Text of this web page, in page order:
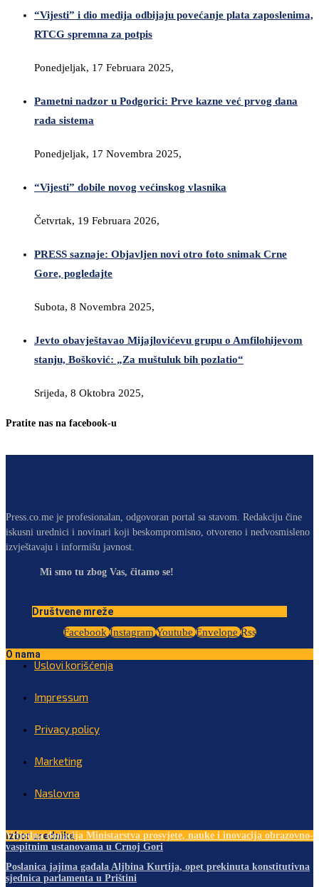
“Vijesti” i dio medija odbijaju povećanje plata zaposlenima,
RTCG spremna za potpis
Ponedjeljak, 17 Februara 2025,
Pametni nadzor u Podgorici: Prve kazne već prvog dana
rada sistema
Ponedjeljak, 17 Novembra 2025,
“Vijesti” dobile novog većinskog vlasnika
Četvrtak, 19 Februara 2026,
PRESS saznaje: Objavljen novi otro foto snimak Crne
Gore, pogledajte
Subota, 8 Novembra 2025,
Jevto obavještavao Mijajlovićevu grupu o Amfilohijevom
stanju, Bošković: „Za muštuluk bih pozlatio“
Srijeda, 8 Oktobra 2025,
Pratite nas na facebook-u
Press.co.me je profesionalan, odgovoran portal sa stavom. Redakciju čine
iskusni urednici i novinari koji beskompromisno, otvoreno i nedvosmisleno
izvještavaju i informišu javnost.
Mi smo tu zbog Vas, čitamo se!
Društvene mreže
Facebook Instagram Youtube Envelope Rss
O nama
Uslovi korišćenja
Impressum
Privacy policy
Marketing
Naslovna
Izbor urednika
Vrijedna donacija Ministarstva prosvjete, nauke i inovacija obrazovno-
vaspitnim ustanovama u Crnoj Gori
Poslanica jajima gađala Aljbina Kurtija, opet prekinuta konstitutivna
sjednica parlamenta u Prištini